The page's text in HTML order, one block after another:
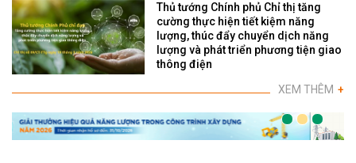
Thủ tướng Chính phủ Chỉ thị tăng
cường thực hiện tiết kiệm năng
lượng, thúc đẩy chuyển dịch năng
lượng và phát triển phương tiện giao
thông điện
XEM THÊM +